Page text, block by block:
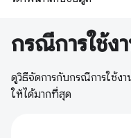
กรณีการใช้ง
ดูวิธีจัดการกับกรณีการใช้ง
ให้ได้มากที่สุด